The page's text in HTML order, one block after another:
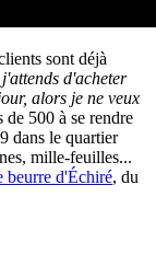
sont déjà
d'acheter
alors je ne veux
500 à se rendre
dans le quartier
mille-feuilles...
beurre d'Échiré, du